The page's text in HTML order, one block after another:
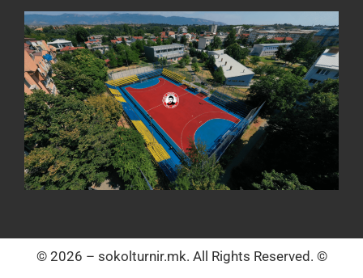
© 2026 – sokolturnir.mk. All Rights Reserved. ©